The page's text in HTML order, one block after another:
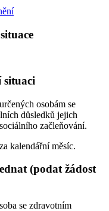
osobám se
důsledků jejich
začleňování.
kalendářní měsíc.
(podat žádost
se zdravotním